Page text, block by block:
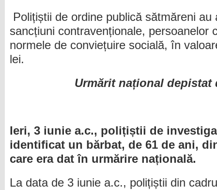
Polițiștii de ordine publică sătmăreni au
sancțiuni contravenționale, persoanelor
normele de conviețuire socială, în
lei.
Urmărit național
Ieri, 3 iunie a.c., polițiștii de
identificat un bărbat, de 61 de ani,
care era dat în urmărire națională.
La data de 3 iunie a.c., polițiștii din